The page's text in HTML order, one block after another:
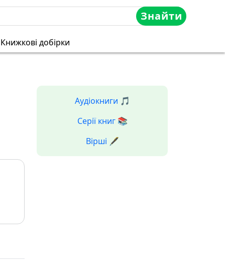
Знайти
Книжкові добірки
Аудіокниги 🎵
Серії книг 📚
Вірші 🖋️